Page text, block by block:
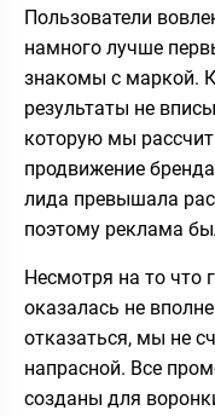
Пользователи
намного лучше
знакомы с маркой.
результаты не
которую мы
продвижение
лида превышала
поэтому реклама
Несмотря на то что
оказалась не
отказаться, мы не
напрасной. Все
созданы для